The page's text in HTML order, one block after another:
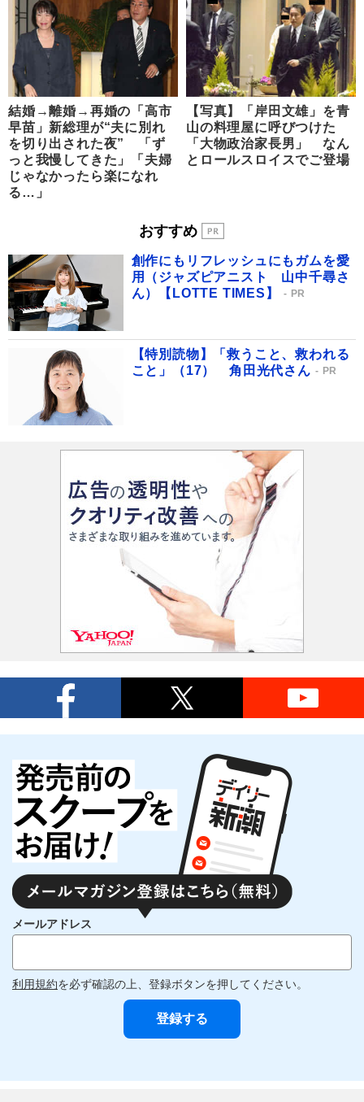
結婚→離婚→再婚の「高市
早苗」新総理が“夫に別れ
を切り出された夜” 「ず
っと我慢してきた」「夫婦
じゃなかったら楽になれ
る…」
【写真】「岸田文雄」を青
山の料理屋に呼びつけた
「大物政治家長男」 なん
とロールスロイスでご登場
おすすめ
創作にもリフレッシュにもガムを愛
用（ジャズピアニスト 山中千尋さ
ん）【LOTTE TIMES】
PR
【特別読物】「救うこと、救われる
こと」（17） 角田光代さん
PR
メールアドレス
利用規約を必ず確認の上、登録ボタンを押してください。